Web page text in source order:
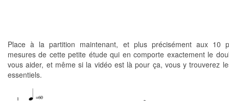
Place à la partition maintenant, et plus précisément aux 10
mesures de cette petite étude qui en comporte exactement le
vous aider, et même si la vidéo est là pour ça, vous y trouverez
essentiels.